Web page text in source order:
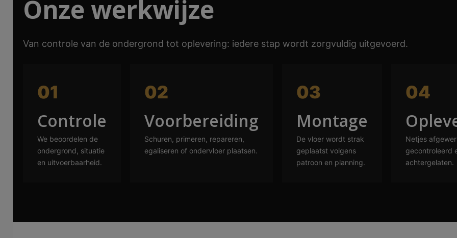
Onze werkwijze
Van controle van de ondergrond tot oplevering: iedere stap wordt zorgvuldig uitgevoerd.
01
Controle
We beoordelen de
ondergrond, situatie
en uitvoerbaarheid.
02
Voorbereiding
Schuren, primeren, repareren,
egaliseren of ondervloer plaatsen.
03
Montage
De vloer wordt strak
geplaatst volgens
patroon en planning.
04
Netjes
gecontroleerd
achtergelaten.